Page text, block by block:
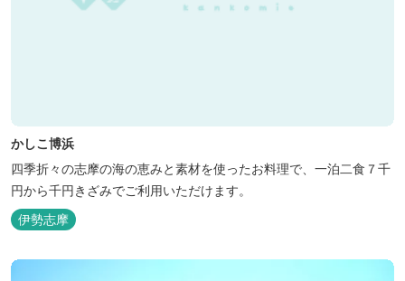
かしこ博浜
四季折々の志摩の海の恵みと素材を使ったお料理で、一泊二食７千
円から千円きざみでご利用いただけます。
伊勢志摩